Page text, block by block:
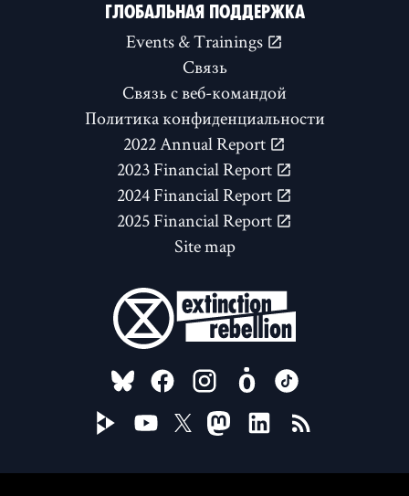
ГЛОБАЛЬНАЯ ПОДДЕРЖКА
Events & Trainings
Связь
Связь с веб-командой
Политика конфиденциальности
2022 Annual Report
2023 Financial Report
2024 Financial Report
2025 Financial Report
Site map
FOLLOW US ON